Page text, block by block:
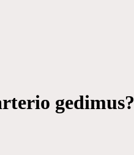
gedimus?